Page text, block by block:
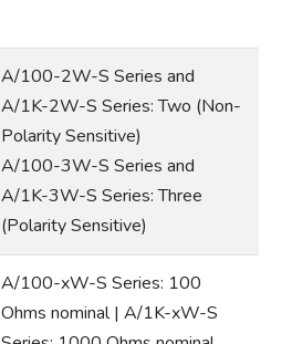
A/100-2W-S Series and
A/1K-2W-S Series: Two (Non-
Polarity Sensitive)
A/100-3W-S Series and
A/1K-3W-S Series: Three
(Polarity Sensitive)
A/100-xW-S Series: 100
Ohms nominal | A/1K-xW-S